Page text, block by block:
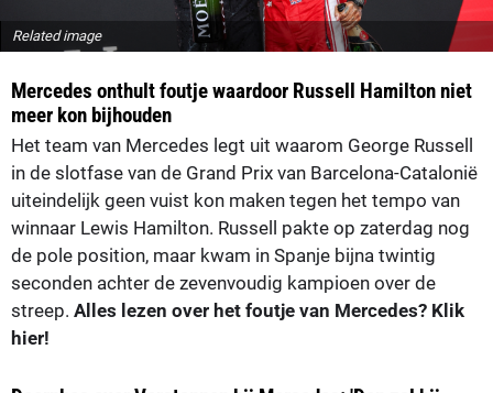
Related image
Mercedes onthult foutje waardoor Russell Hamilton niet
meer kon bijhouden
Het team van Mercedes legt uit waarom George Russell
in de slotfase van de Grand Prix van Barcelona-Catalonië
uiteindelijk geen vuist kon maken tegen het tempo van
winnaar Lewis Hamilton. Russell pakte op zaterdag nog
de pole position, maar kwam in Spanje bijna twintig
seconden achter de zevenvoudig kampioen over de
streep. Alles lezen over het foutje van Mercedes? Klik
hier!